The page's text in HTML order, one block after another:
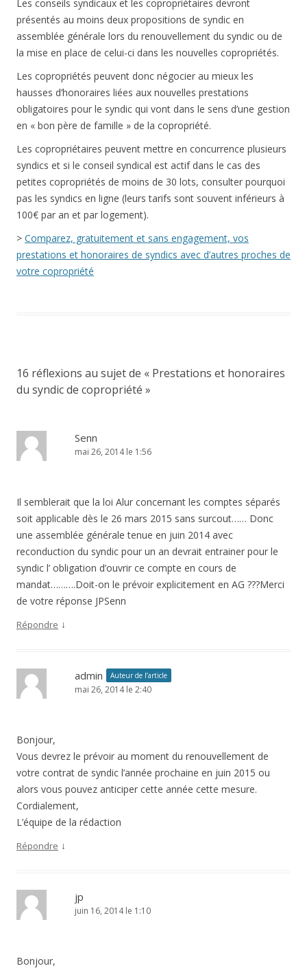
Les conseils syndicaux et les copropriétaires devront
présentés au moins deux propositions de syndic en
assemblée générale lors du renouvellement du syndic ou de
la mise en place de celui-ci dans les nouvelles copropriétés.
Les copropriétés peuvent donc négocier au mieux les
hausses d’honoraires liées aux nouvelles prestations
obligatoires pour le syndic qui vont dans le sens d’une gestion
en « bon père de famille » de la copropriété.
Les copropriétaires peuvent mettre en concurrence plusieurs
syndics et si le conseil syndical est actif dans le cas des
petites copropriétés de moins de 30 lots, consulter pourquoi
pas les syndics en ligne (leurs tarifs sont souvent inférieurs à
100€ par an et par logement).
> Comparez, gratuitement et sans engagement, vos
prestations et honoraires de syndics avec d’autres proches de
votre copropriété
16 réflexions au sujet de « Prestations et honoraires
du syndic de copropriété »
Senn
mai 26, 2014 le 1:56
Il semblerait que la loi Alur concernant les comptes séparés
soit applicable dès le 26 mars 2015 sans surcout…… Donc
une assemblée générale tenue en juin 2014 avec
reconduction du syndic pour un an devrait entrainer pour le
syndic l’ obligation d’ouvrir ce compte en cours de
mandat……….Doit-on le prévoir explicitement en AG ???Merci
de votre réponse JPSenn
Répondre ↓
admin Auteur de l’article
mai 26, 2014 le 2:40
Bonjour,
Vous devrez le prévoir au moment du renouvellement de
votre contrat de syndic l’année prochaine en juin 2015 ou
alors vous pouvez anticiper cette année cette mesure.
Cordialement,
L’équipe de la rédaction
Répondre ↓
jp
juin 16, 2014 le 1:10
Bonjour,